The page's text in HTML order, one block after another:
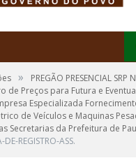
»
PREGÃO PRESENCIAL SRP
de Preços para Futura e
Especializada
de Veículos e Maquinas
Secretarias da Prefeitura de Pau
DE-REGISTRO-ASS.